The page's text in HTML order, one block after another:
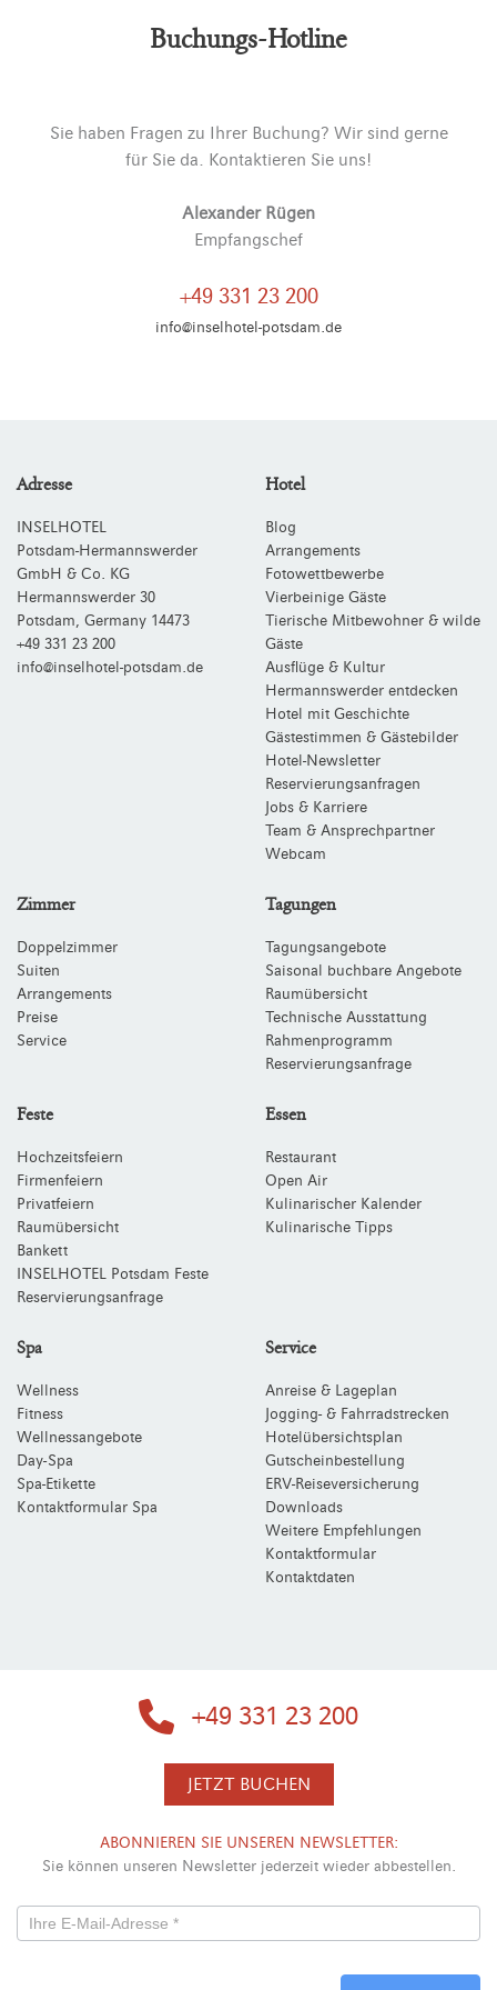
Buchungs-Hotline
Sie haben Fragen zu Ihrer Buchung? Wir sind gerne
für Sie da. Kontaktieren Sie uns!
Alexander Rügen
Empfangschef
+49 331 23 200
info@inselhotel-potsdam.de
Adresse
INSELHOTEL
Potsdam-Hermannswerder
GmbH & Co. KG
Hermannswerder 30
Potsdam, Germany 14473
+49 331 23 200
info@inselhotel-potsdam.de
Hotel
Blog
Arrangements
Fotowettbewerbe
Vierbeinige Gäste
Tierische Mitbewohner & wilde
Gäste
Ausflüge & Kultur
Hermannswerder entdecken
Hotel mit Geschichte
Gästestimmen & Gästebilder
Hotel-Newsletter
Reservierungsanfragen
Jobs & Karriere
Team & Ansprechpartner
Webcam
Zimmer
Doppelzimmer
Suiten
Arrangements
Preise
Service
Tagungen
Tagungsangebote
Saisonal buchbare Angebote
Raumübersicht
Technische Ausstattung
Rahmenprogramm
Reservierungsanfrage
Feste
Hochzeitsfeiern
Firmenfeiern
Privatfeiern
Raumübersicht
Bankett
INSELHOTEL Potsdam Feste
Reservierungsanfrage
Essen
Restaurant
Open Air
Kulinarischer Kalender
Kulinarische Tipps
Spa
Wellness
Fitness
Wellnessangebote
Day-Spa
Spa-Etikette
Kontaktformular Spa
Service
Anreise & Lageplan
Jogging- & Fahrradstrecken
Hotelübersichtsplan
Gutscheinbestellung
ERV-Reiseversicherung
Downloads
Weitere Empfehlungen
Kontaktformular
Kontaktdaten
+49 331 23 200
JETZT BUCHEN
ABONNIEREN SIE UNSEREN NEWSLETTER:
Sie können unseren Newsletter jederzeit wieder abbestellen.
Newsletterformular